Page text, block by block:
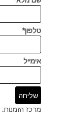
טלפון*
אימייל
מרכז הזמנות: